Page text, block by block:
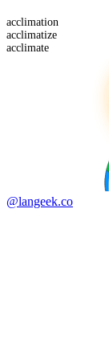
acclimation
acclimatize
acclimate
@langeek.co